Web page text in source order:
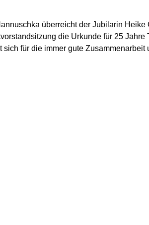
überreicht der Jubilarin Heike
die Urkunde für 25 Jahre
für die immer gute Zusammenarbeit